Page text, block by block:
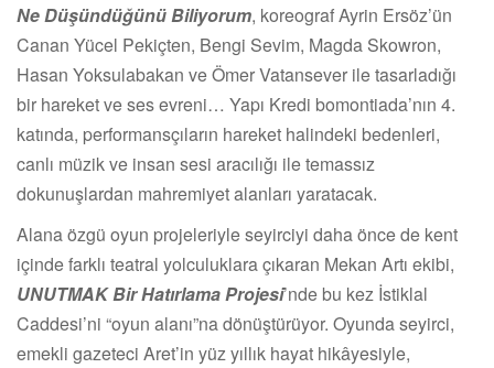
Ne Düşündüğünü Biliyorum, koreograf Ayrin Ersöz’ün
Canan Yücel Pekiçten, Bengi Sevim, Magda Skowron,
Hasan Yoksulabakan ve Ömer Vatansever ile tasarladığı
bir hareket ve ses evreni… Yapı Kredi bomontiada’nın 4.
katında, performansçıların hareket halindeki bedenleri,
canlı müzik ve insan sesi aracılığı ile temassız
dokunuşlardan mahremiyet alanları yaratacak.
Alana özgü oyun projeleriyle seyirciyi daha önce de kent
içinde farklı teatral yolculuklara çıkaran Mekan Artı ekibi,
UNUTMAK Bir Hatırlama Projesi’nde bu kez İstiklal
Caddesi’ni “oyun alanı”na dönüştürüyor. Oyunda seyirci,
emekli gazeteci Aret’in yüz yıllık hayat hikâyesiyle,